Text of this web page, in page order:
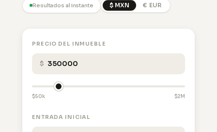
Resultados al instante $ MXN € EUR
PRECIO DEL INMUEBLE
$
$50k $2M
ENTRADA INICIAL